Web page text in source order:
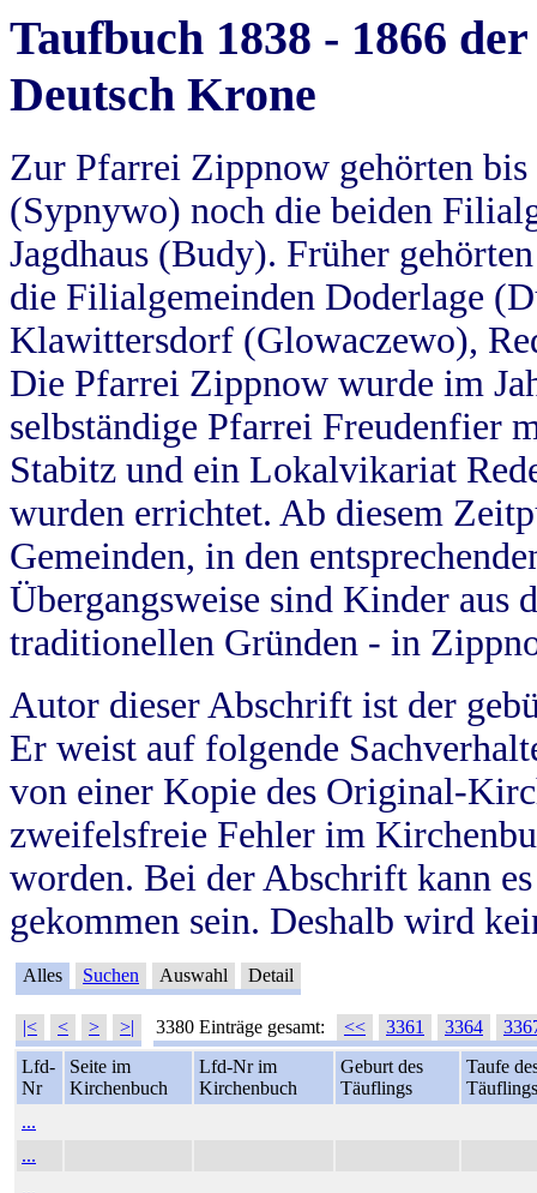
Taufbuch 1838 - 1866
Deutsch Krone
Zur Pfarrei Zippnow gehörten
(Sypnywo) noch die beiden
Jagdhaus (Budy). Früher
die Filialgemeinden Doderlage
Klawittersdorf (Glowaczewo),
Die Pfarrei Zippnow wurde im
selbständige Pfarrei Freudenfier
Stabitz und ein Lokalvikariat
wurden errichtet. Ab diesem
Gemeinden, in den
Übergangsweise sind Kinder aus
traditionellen Gründen - in
Autor dieser Abschrift ist der
Er weist auf folgende
von einer Kopie des Original-
zweifelsfreie Fehler im
worden. Bei der Abschrift kann
gekommen sein. Deshalb wird
Alles Suchen Auswahl Detail
|< < > >| 3380 Einträge gesamt: << 3361 3364
Lfd-
Nr
Seite im
Kirchenbuch
Lfd-Nr im
Kirchenbuch
Geburt des
Täuflings
Taufe
Täuflings
...
...
...